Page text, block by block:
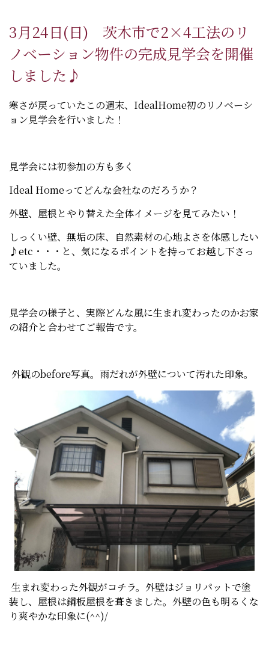
3月24日(日) 茨木市で2×4工法のリ
ノベーション物件の完成見学会を開催
しました♪
寒さが戻っていたこの週末、IdealHome初のリノベーシ
ョン見学会を行いました！
見学会には初参加の方も多く
Ideal Homeってどんな会社なのだろうか？
外壁、屋根とやり替えた全体イメージを見てみたい！
しっくい壁、無垢の床、自然素材の心地よさを体感したい
♪etc・・・と、気になるポイントを持ってお越し下さっ
ていました。
見学会の様子と、実際どんな風に生まれ変わったのかお家
の紹介と合わせてご報告です。
外観のbefore写真。雨だれが外壁について汚れた印象。
生まれ変わった外観がコチラ。外壁はジョリパットで塗
装し、屋根は鋼板屋根を葺きました。外壁の色も明るくな
り爽やかな印象に(^^)/